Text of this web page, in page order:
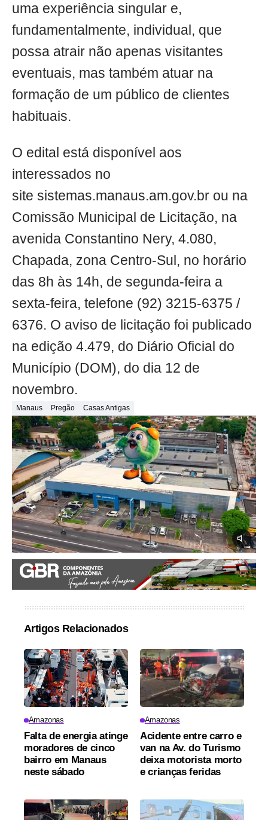
uma experiência singular e,
fundamentalmente, individual, que
possa atrair não apenas visitantes
eventuais, mas também atuar na
formação de um público de clientes
habituais.
O edital está disponível aos
interessados no
site sistemas.manaus.am.gov.br ou na
Comissão Municipal de Licitação, na
avenida Constantino Nery, 4.080,
Chapada, zona Centro-Sul, no horário
das 8h às 14h, de segunda-feira a
sexta-feira, telefone (92) 3215-6375 /
6376. O aviso de licitação foi publicado
na edição 4.479, do Diário Oficial do
Município (DOM), do dia 12 de
novembro.
Manaus Pregão Casas Antigas
Artigos Relacionados
Amazonas
Falta de energia atinge
moradores de cinco
bairro em Manaus
neste sábado
Amazonas
Acidente entre carro e
van na Av. do Turismo
deixa motorista morto
e crianças feridas